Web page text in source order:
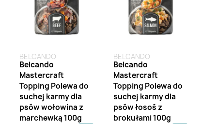
BELCANDO
Belcando
Mastercraft
Topping Polewa do
suchej karmy dla
psów wołowina z
marchewką 100g
BELCANDO
Belcando
Mastercraft
Topping Polewa do
suchej karmy dla
psów łosoś z
brokułami 100g